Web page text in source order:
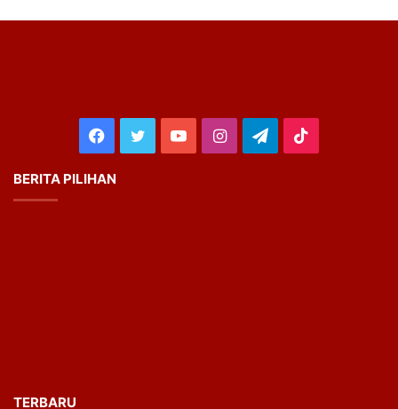
Facebook
TwitterYouTubeInstagram
Telegram
BERITA PILIHAN
TERBARU